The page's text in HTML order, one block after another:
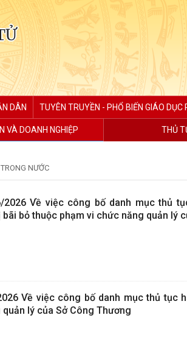
DÂN TUYÊN TRUYỀN - PHỔ BIẾN GIÁO DỤC
VÀ DOANH NGHIỆP THỦ
NƯỚC
2026 Về việc công bố danh mục thủ
bỏ thuộc phạm vi chức năng quản lý
Về việc công bố danh mục thủ tục
lý của Sở Công Thương